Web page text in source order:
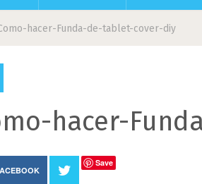
hacer-Funda-de-tablet-cover-diy
hacer-
Save